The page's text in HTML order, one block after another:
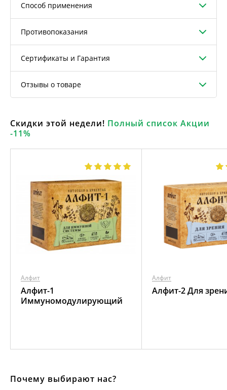
Способ применения
Противопоказания
Сертификаты и Гарантия
Отзывы о товаре
Скидки этой недели! Полный список Акции
-11%
Алфит
Алфит-1
Иммуномодулирующий
Алфит
Алфит-2 Для
Почему выбирают нас?